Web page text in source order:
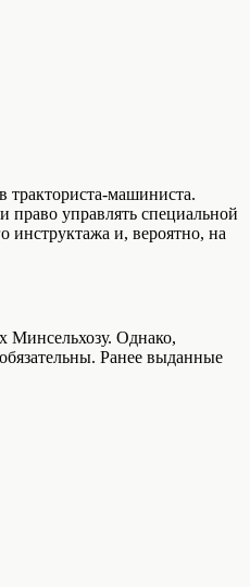
тракториста-машиниста.
управлять специальной
инструктажа и, вероятно, на
Минсельхозу. Однако,
Ранее выданные